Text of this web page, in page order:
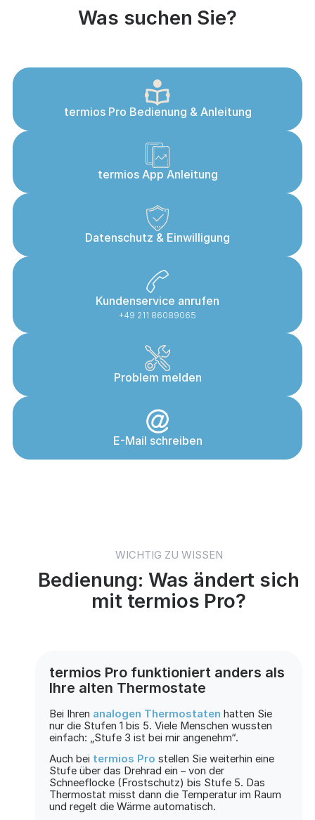
Was suchen Sie?
termios Pro Bedienung & Anleitung
termios App Anleitung
Datenschutz & Einwilligung
Kundenservice anrufen
+49 211 86089065
Problem melden
E-Mail schreiben
WICHTIG ZU WISSEN
Bedienung: Was ändert sich
mit termios Pro?
termios Pro funktioniert anders als
Ihre alten Thermostate
Bei Ihren analogen Thermostaten hatten Sie
nur die Stufen 1 bis 5. Viele Menschen wussten
einfach: „Stufe 3 ist bei mir angenehm“.
Auch bei termios Pro stellen Sie weiterhin eine
Stufe über das Drehrad ein – von der
Schneeflocke (Frostschutz) bis Stufe 5. Das
Thermostat misst dann die Temperatur im Raum
und regelt die Wärme automatisch.